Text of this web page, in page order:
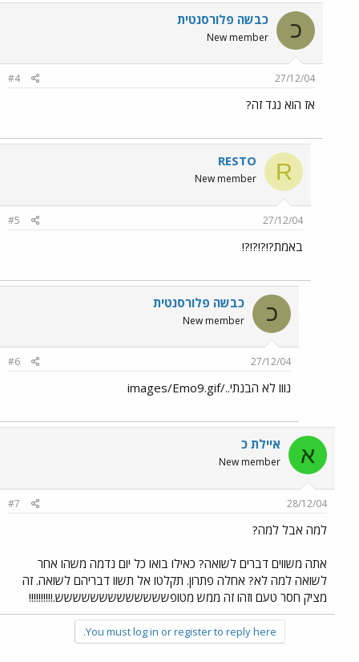
כ כבשה פלורסנטית
New member
27/12/04
#4
אז הוא נגד זה?
R
RESTO
New member
27/12/04
#5
באמת?!?!?!?!
כ כבשה פלורסנטית
New member
27/12/04
#6
נווו לא הבנתי../images/Emo9.gif
א איילת כ
New member
28/12/04
#7
למה אבל למה?
אתה משווים דברים לשואה? כאילו בואו כל יום נדמה משהו אחר
לשואה למה לא? אחלה פתרון. תקלטו אל תשוו דבריהם לשואה. זה
מציק חסר טעם וזהו זה ממש מטופששששששששששששש.!!!!!!!!!!
You must log in or register to reply here.